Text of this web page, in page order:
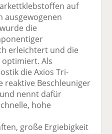
auf
ausgewogenen
die
erleichtert und die
Als
die Axios Tri-
reaktive Beschleuniger
nennt dafür
hohe
große Ergiebigkeit